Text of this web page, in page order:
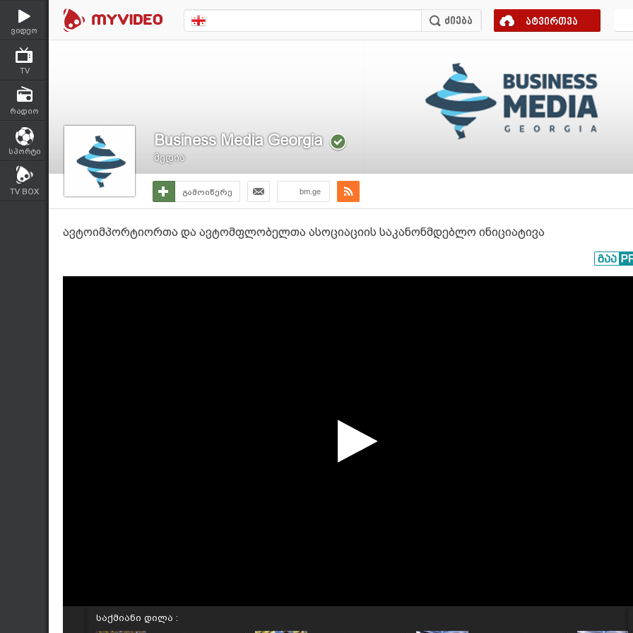
ვიდეო
TV
რადიო
სპორტი
TV BOX
ატვირთვა
Business Media Georgia
მედია
გამოიწერე bm.ge
ავტოიმპორტიორთა და ავტომფლობელთა ასოციაციის საკანონმდებლო ინიციატივა
საქმიანი დილა :